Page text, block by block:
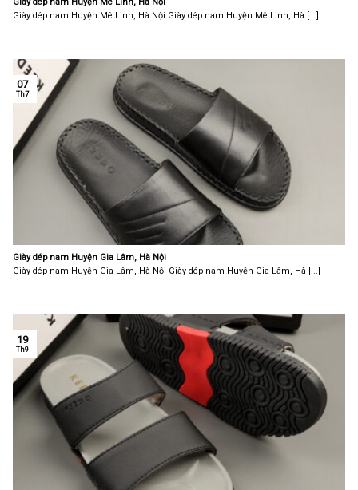
Giày dép nam Huyện Mê Linh, Hà Nội Giày dép nam Huyện Mê Linh, Hà [...]
Giày dép nam Huyện Gia Lâm, Hà Nội
Giày dép nam Huyện Gia Lâm, Hà Nội Giày dép nam Huyện Gia Lâm, Hà [...]
07
Th7
19
Th9